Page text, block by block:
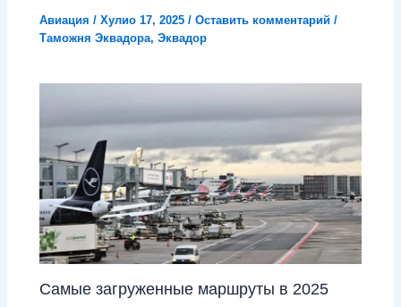
Авиация /Хулио 17, 2025/Оставить комментарий /
Таможня Эквадора,Эквадор
Самые загруженные маршруты в 2025